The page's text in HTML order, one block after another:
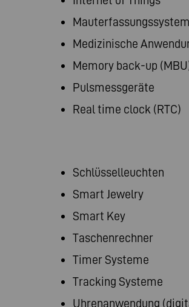
Medizinische
Memory back-up
Pulsmessgeräte
Real time clock (RTC)
Schlüsselleuchten
Smart Jewelry
Smart Key
Taschenrechner
Timer Systeme
Tracking Systeme
Uhrenanwendung